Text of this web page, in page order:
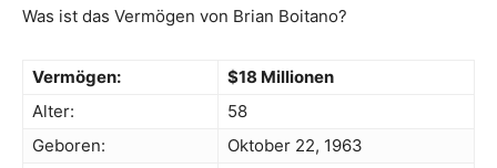
Was ist das Vermögen von Brian Boitano?
Vermögen:
$18 Millionen
Alter:
58
Geboren:
Oktober 22, 1963